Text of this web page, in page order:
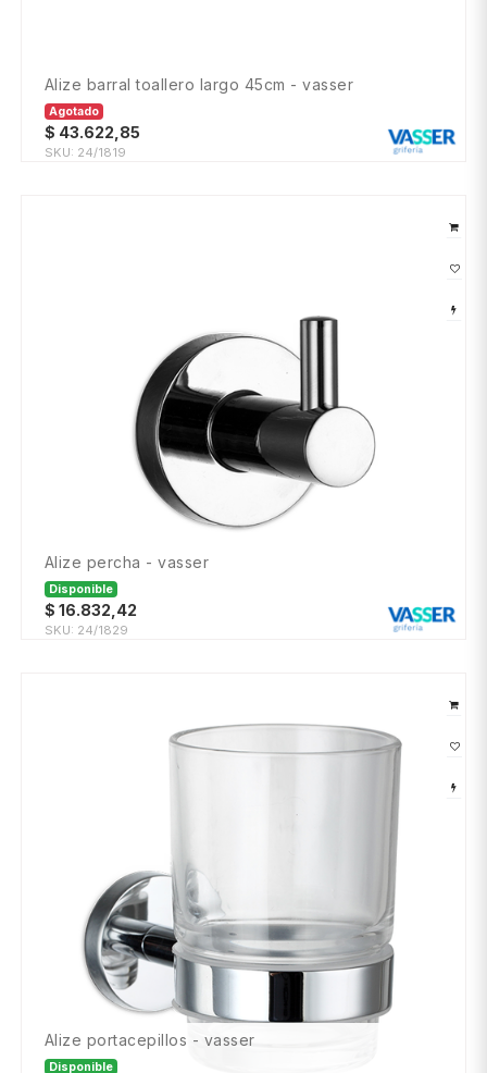
alize barral toallero largo 45cm - vasser
Agotado
$ 43.622,85
SKU: 24/1819
alize percha - vasser
Disponible
$ 16.832,42
SKU: 24/1829
alize portacepillos - vasser
Disponible